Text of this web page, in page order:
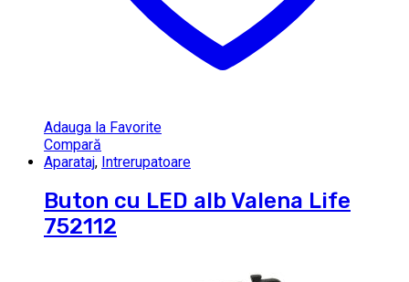
Adauga la Favorite
Compară
Aparataj, Intrerupatoare
Buton cu LED alb Valena Life
752112